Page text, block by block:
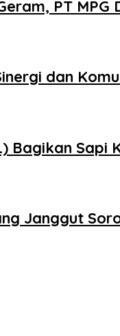
PT MPG
dan
Bagikan
Janggut